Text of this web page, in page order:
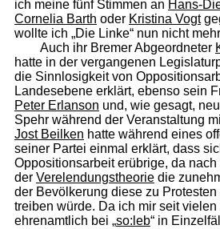
ich meine fünf Stimmen an Hans-
Cornelia Barth oder Kristina Vogt
wollte ich „Die Linke“ nun nicht
Auch ihr Bremer Abgeordneter
hatte in der vergangenen
die Sinnlosigkeit von
Landesebene erklärt, ebenso sein
Peter Erlanson und, wie gesagt,
Spehr während der Veranstaltung
Jost Beil­ken hatte während eines
seiner Partei einmal erklärt, dass
Oppositionsarbeit erübrige, da
der Verelendungstheoriedie
der Bevölkerung diese zu
treiben würde. Da ich mir seit vielen
ehrenamtlich bei „so:leb“ in